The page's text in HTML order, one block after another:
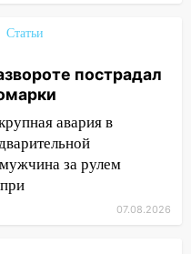
по «зебре»:
аварии на
на улице
Статьи
пострадал
авария в
за рулем
07.08.2026